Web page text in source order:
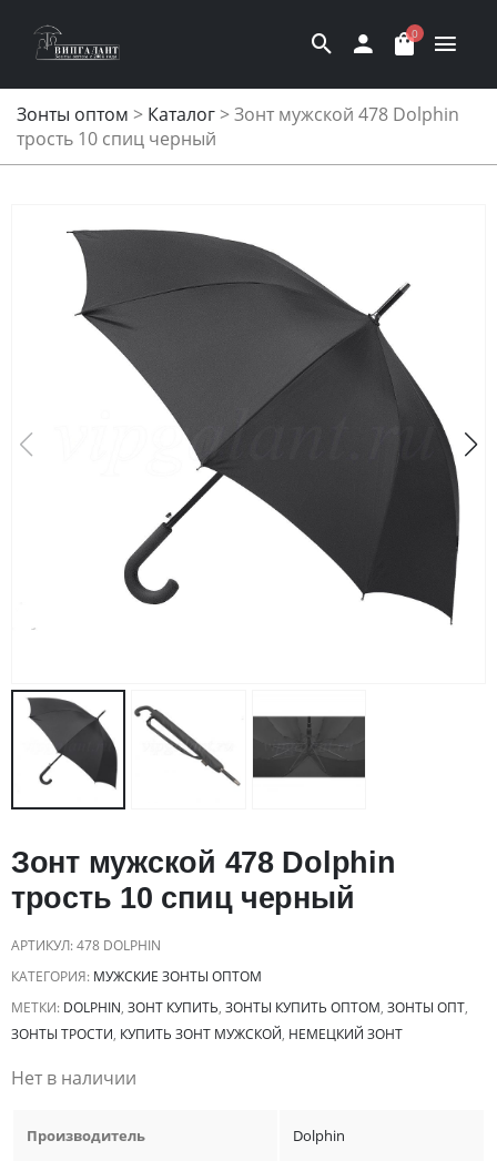
0
Зонты оптом > Каталог>Зонт мужской 478 Dolphin
трость 10 спиц черный
Зонт мужской 478 Dolphin
трость 10 спиц черный
АРТИКУЛ:478 DOLPHIN
КАТЕГОРИЯ: МУЖСКИЕ ЗОНТЫ ОПТОМ
МЕТКИ: DOLPHIN, ЗОНТ КУПИТЬ, ЗОНТЫ КУПИТЬ ОПТОМ, ЗОНТЫ ОПТ,
ЗОНТЫ ТРОСТИ, КУПИТЬ ЗОНТ МУЖСКОЙ, НЕМЕЦКИЙ ЗОНТ
Нет в наличии
Производитель Dolphin